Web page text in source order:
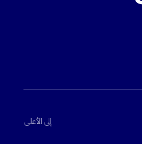
إلى الأعلى